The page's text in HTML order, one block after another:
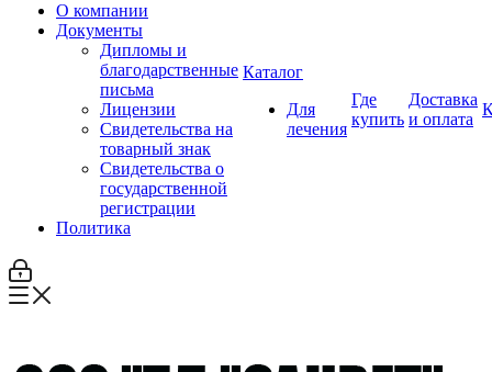
О компании
Документы
Дипломы и
благодарственные
письма
Лицензии
Свидетельства на
товарный знак
Свидетельства о
государственной
регистрации
Политика
Каталог
Для
лечения
Где
купить
Доставка
и оплата